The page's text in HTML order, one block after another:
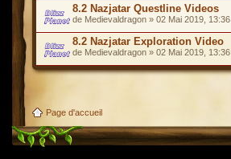
8.2 Nazjatar Questline Videos
de Medievaldragon » 02 Mai 2019, 13:36
8.2 Nazjatar Exploration Video
de Medievaldragon » 02 Mai 2019, 13:36
Page d'accueil